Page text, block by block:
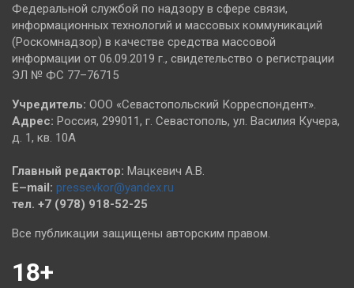
Федеральной службой по надзору в сфере связи,
информационных технологий и массовых коммуникаций
(Роскомнадзор) в качестве средства массовой
информации от 06.09.2019 г., свидетельство о регистрации
ЭЛ № ФС 77–76715
Учредитель: ООО «Севастопольский Корреспондент».
Адрес: Россия, 299011, г. Севастополь, ул. Василия Кучера,
д. 1, кв. 10А
Главный редактор: Мацкевич А.В.
E–mail: pressevkor@yandex.ru
тел. +7 (978) 918-52-25
Все публикации защищены авторским правом.
18+